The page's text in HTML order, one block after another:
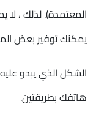
المعتمدة). لذلك ،
يمكنك توفير بعض
هاتفك بطريقتين.